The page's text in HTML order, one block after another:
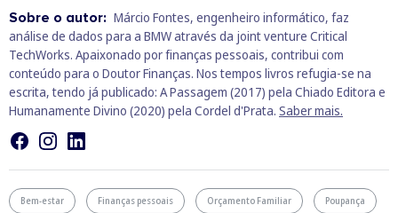
Sobre o autor: Márcio Fontes, engenheiro informático, faz
análise de dados para a BMW através da joint venture Critical
TechWorks. Apaixonado por finanças pessoais, contribui com
conteúdo para o Doutor Finanças. Nos tempos livros refugia-se na
escrita, tendo já publicado: A Passagem (2017) pela Chiado Editora e
Humanamente Divino (2020) pela Cordel d'Prata. Saber mais.
Bem-estar Finanças pessoais Orçamento Familiar Poupança